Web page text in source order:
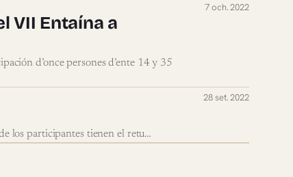
VII Entaína a
d’once persones d’ente 14 y 35
7 och. 2022
los participantes tienen el retu…
28 set. 2022